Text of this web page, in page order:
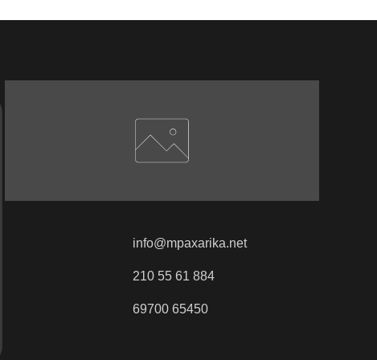
info@mpaxarika.net
210 55 61 884
69700 65450